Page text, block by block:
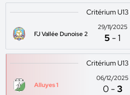
Critérium U13
FJ Vallée Dunoise 2
29/11/2025
5 -1
Critérium U13
Alluyes 1
06/12/2025
0 -3